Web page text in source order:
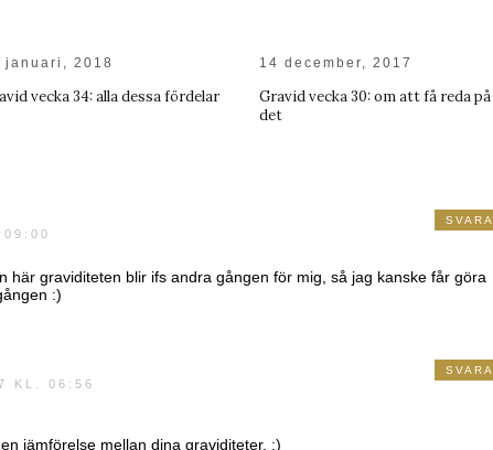
januari, 2018
vecka 34: alla dessa fördelar
14 december, 2017
Gravid vecka 30: om att få reda på
det
09:00
här graviditeten blir ifs andra gången för mig, så jag kanske får göra
:)
SVARA
KL. 06:56
jämförelse mellan dina graviditeter. :)
SVARA